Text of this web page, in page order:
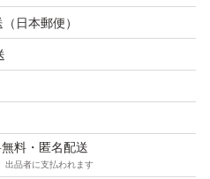
日本郵便）
料・匿名配送
出品者に支払われます